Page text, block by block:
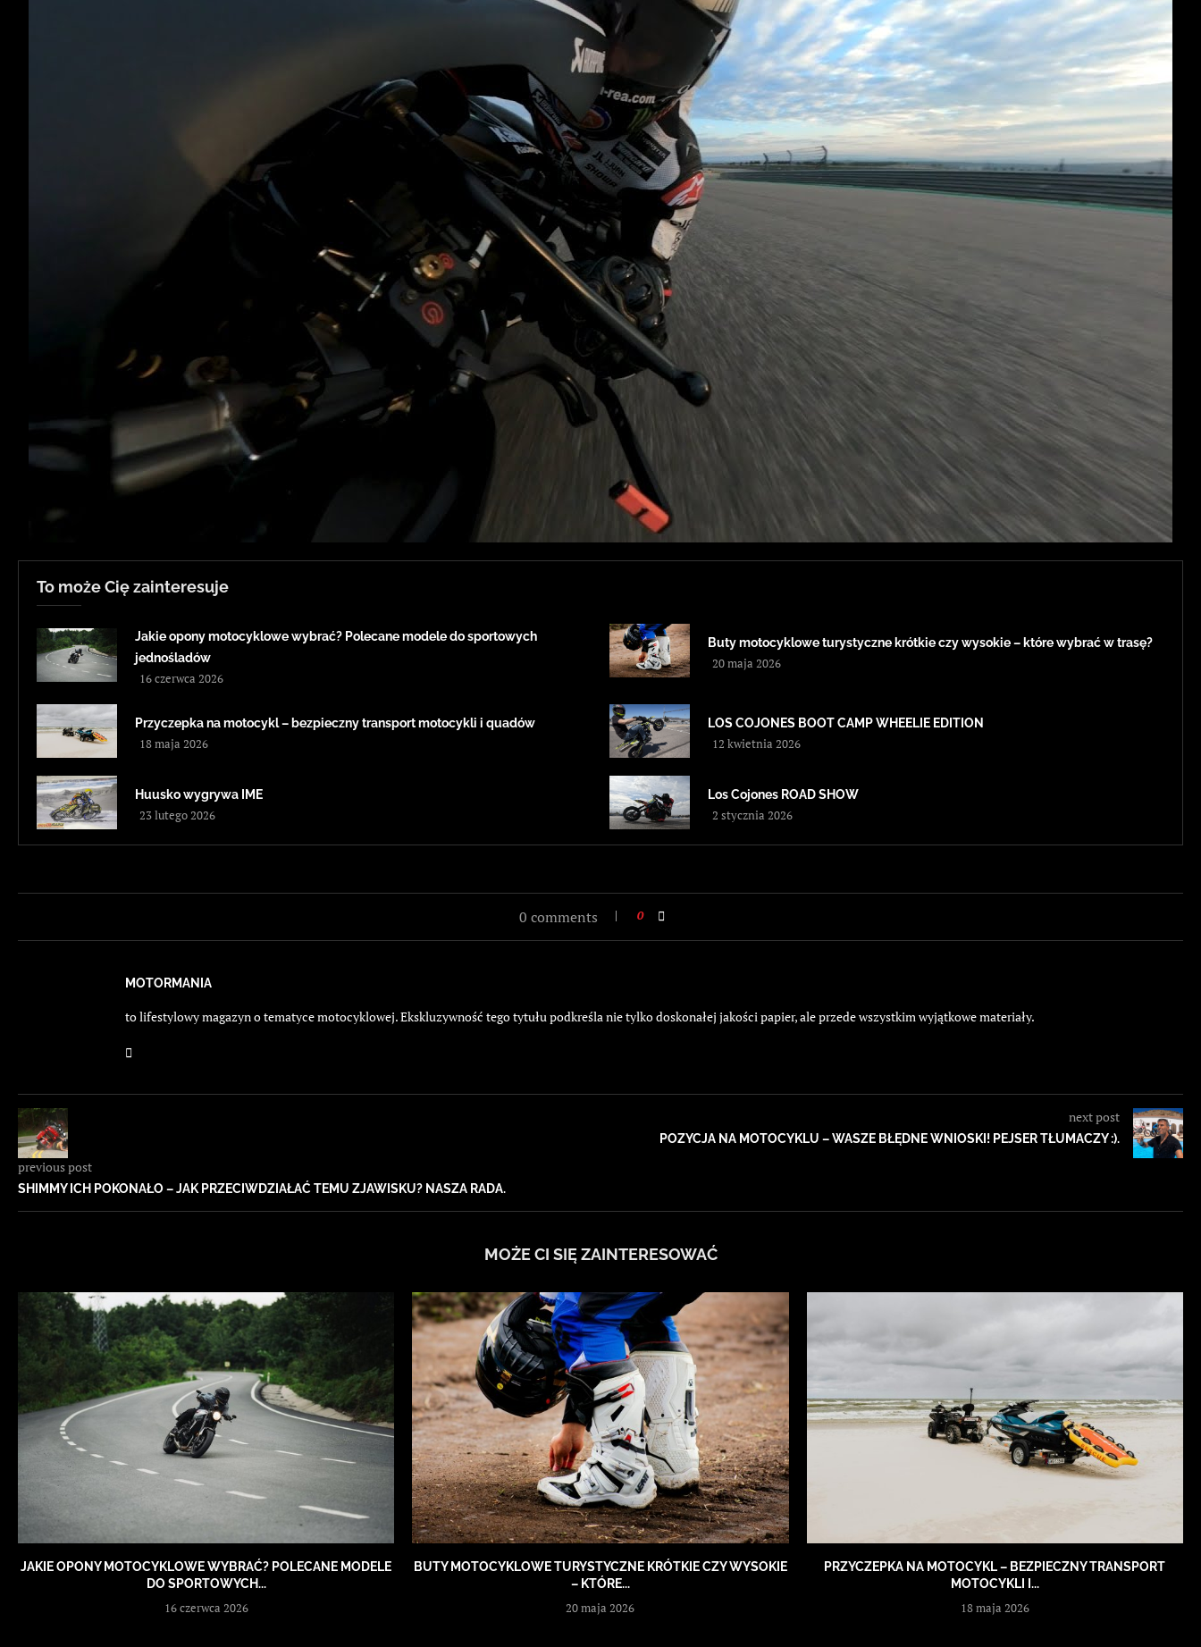
To może Cię zainteresuje
Jakie opony motocyklowe wybrać? Polecane modele do sportowych
jednośladów
16 czerwca 2026
Buty motocyklowe turystyczne krótkie czy wysokie – które wybrać w trasę?
20 maja 2026
Przyczepka na motocykl – bezpieczny transport motocykli i quadów
18 maja 2026
LOS COJONES BOOT CAMP WHEELIE EDITION
12 kwietnia 2026
Huusko wygrywa IME
23 lutego 2026
Los Cojones ROAD SHOW
2 stycznia 2026
0 comments 0
MOTORMANIA
to lifestylowy magazyn o tematyce motocyklowej. Ekskluzywność tego tytułu podkreśla nie tylko doskonałej jakości papier, ale przede wszystkim wyjątkowe materiały.
previous post
SHIMMY ICH POKONAŁO – JAK PRZECIWDZIAŁAĆ TEMU ZJAWISKU? NASZA RADA.
next post
POZYCJA NA MOTOCYKLU – WASZE BŁĘDNE WNIOSKI! PEJSER TŁUMACZY :).
MOŻE CI SIĘ ZAINTERESOWAĆ
JAKIE OPONY MOTOCYKLOWE WYBRAĆ? POLECANE MODELE
DO SPORTOWYCH...
16 czerwca 2026
BUTY MOTOCYKLOWE TURYSTYCZNE KRÓTKIE CZY WYSOKIE
– KTÓRE...
20 maja 2026
PRZYCZEPKA NA MOTOCYKL – BEZPIECZNY TRANSPORT
MOTOCYKLI I...
18 maja 2026